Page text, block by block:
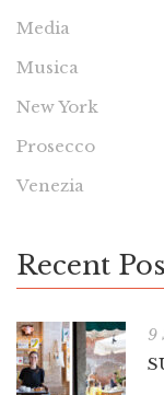
Media
Musica
New York
Prosecco
Venezia
Recent
9